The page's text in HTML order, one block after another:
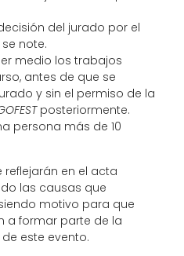
del jurado por el
note.
medio los trabajos
antes de que se
y sin el permiso de la
posteriormente.
persona más de 10
reflejarán en el acta
las causas que
motivo para que
a formar parte de la
este evento.